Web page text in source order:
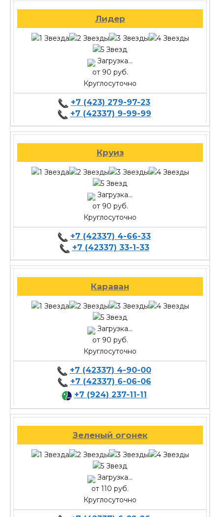
Лидер
Загрузка...
от 90 руб.
Круглосуточно
+7 (423) 279-97-23
+7 (42337) 9-99-99
Круиз
Загрузка...
от 90 руб.
Круглосуточно
+7 (42337) 4-66-33
+7 (42337) 33-1-33
Караван
Загрузка...
от 90 руб.
Круглосуточно
+7 (42337) 4-90-00
+7 (42337) 6-06-06
+7 (924) 237-11-11
Зеленый огонек
Загрузка...
от 110 руб.
Круглосуточно